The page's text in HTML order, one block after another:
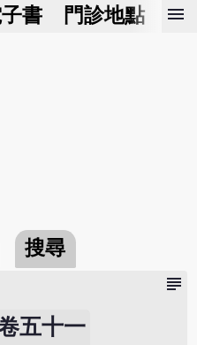
書 門診地點 預
menu
搜尋
subject
五十一